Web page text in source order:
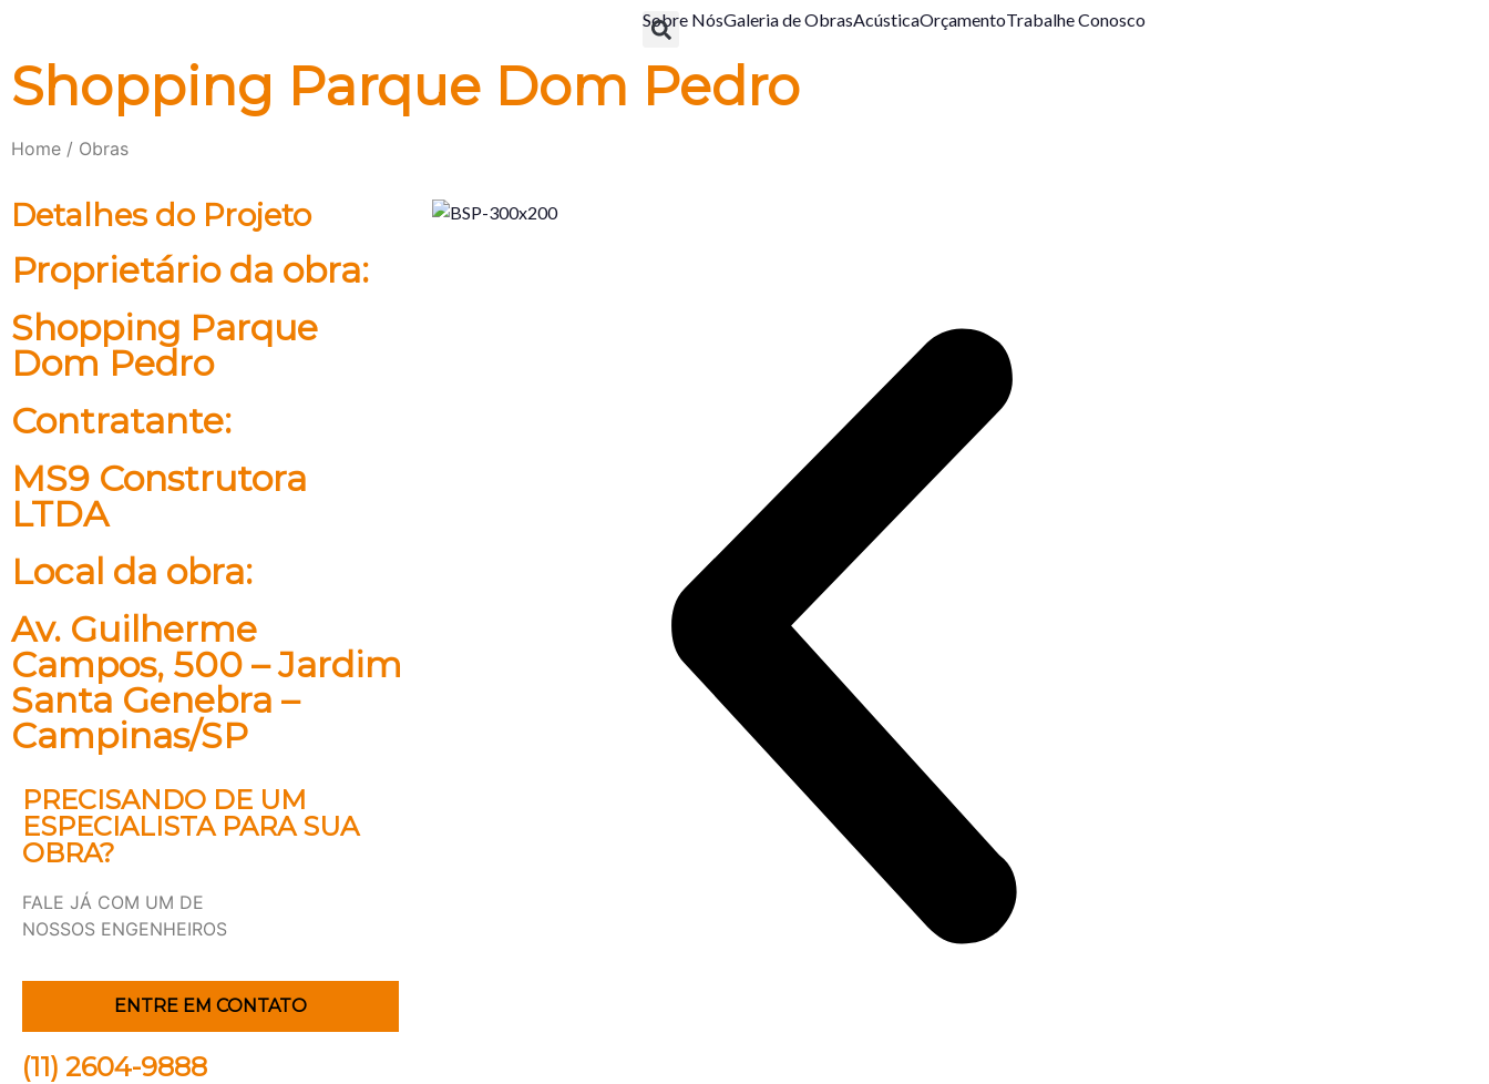
Sobre NósGaleria de ObrasAcústicaOrçamentoTrabalhe Conosco
Shopping Parque Dom Pedro
Home / Obras
Detalhes do Projeto
Proprietário da obra:
Shopping Parque
Dom Pedro
Contratante:
MS9 Construtora
LTDA
Local da obra:
Av. Guilherme
Campos, 500 – Jardim
Santa Genebra –
Campinas/SP
PRECISANDO DE UM
ESPECIALISTA PARA SUA
OBRA?
FALE JÁ COM UM DE
NOSSOS ENGENHEIROS
ENTRE EM CONTATO
(11) 2604-9888